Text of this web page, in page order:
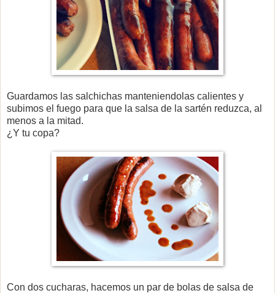
Guardamos las salchichas manteniendolas calientes y
subimos el fuego para que la salsa de la sartén reduzca, al
menos a la mitad.
¿Y tu copa?
Con dos cucharas, hacemos un par de bolas de salsa de